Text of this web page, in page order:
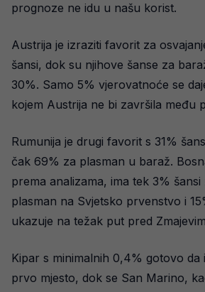
prognoze ne idu u našu korist.
Austrija je izraziti favorit za
šansi, dok su njihove šanse za
30%. Samo 5% vjerovatnoće se
kojem Austrija ne bi završila među
Rumunija je drugi favorit s 31%
čak 69% za plasman u baraž.
prema analizama, ima tek 3% šansi
plasman na Svjetsko prvenstvo i
ukazuje na težak put pred
Kipar s minimalnih 0,4% gotovo da
prvo mjesto, dok se San Marino,